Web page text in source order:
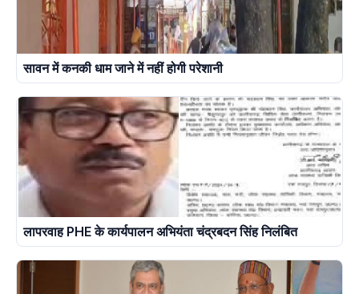
सावन में कनकी धाम जाने में नहीं होगी परेशानी
लापरवाह PHE के कार्यपालन अभियंता चंद्रबदन सिंह निलंबित